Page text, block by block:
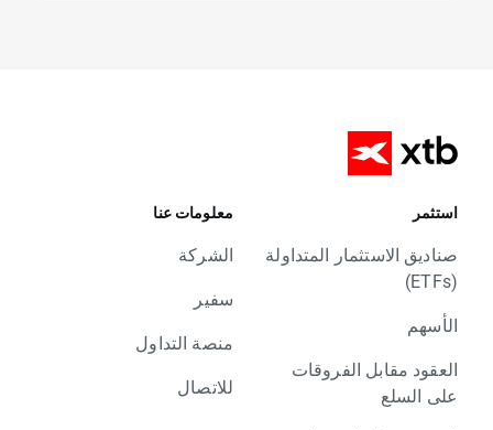
استثمر
صناديق الاستثمار المتداولة
(ETFs)
الأسهم
العقود مقابل الفروقات
على السلع
معلومات عنا
الشركة
سفير
منصة التداول
للاتصال